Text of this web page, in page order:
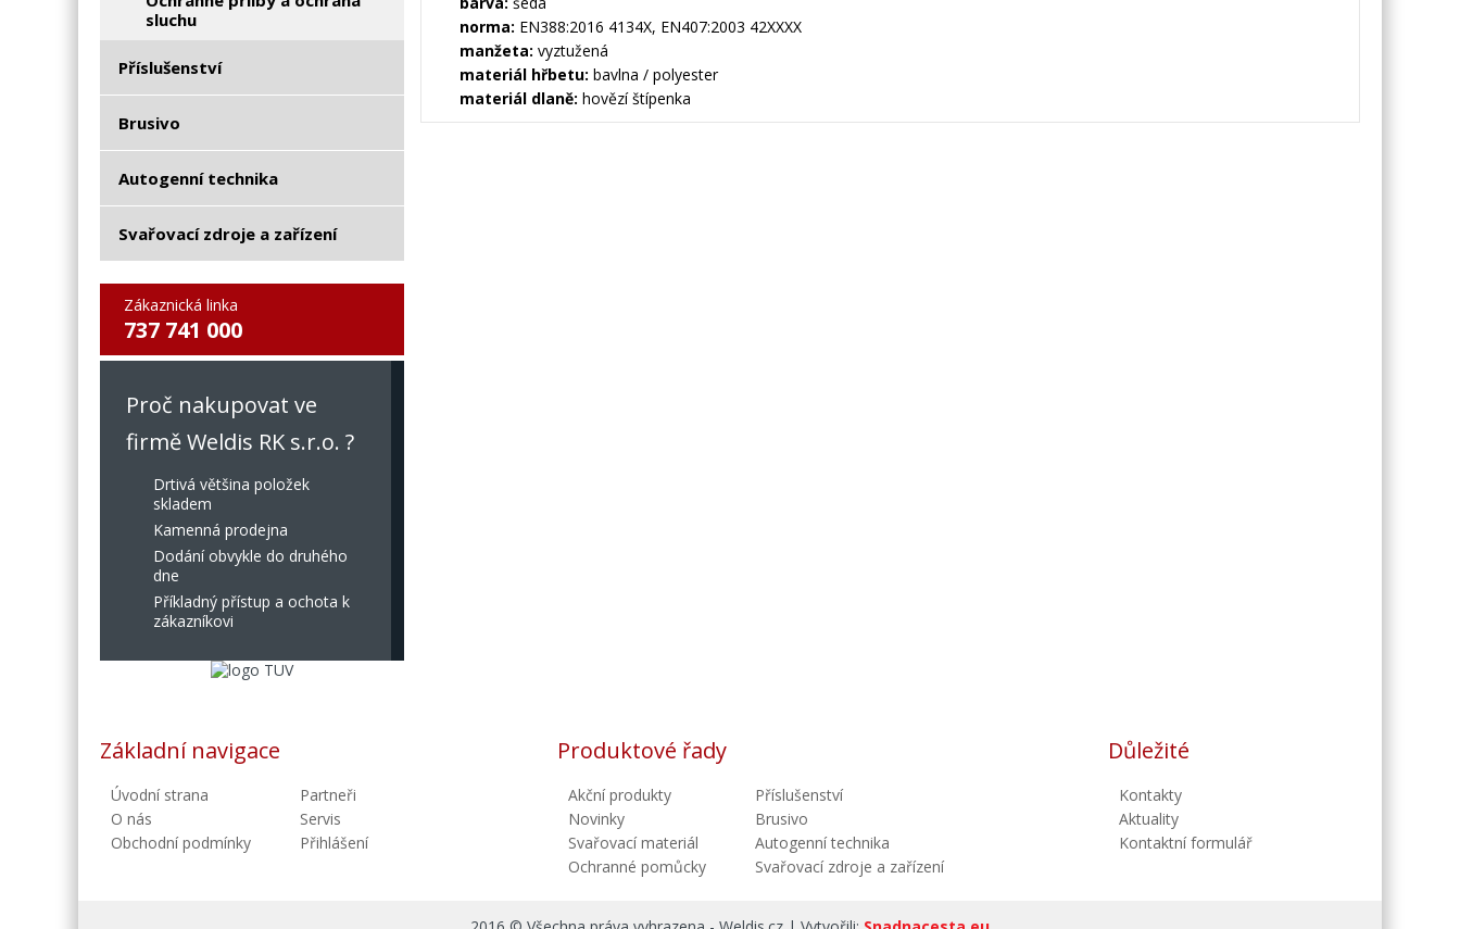
sluchu
Příslušenství
Brusivo
Autogenní technika
Svařovací zdroje a zařízení
Zákaznická linka
737 741 000
Proč nakupovat ve
firmě Weldis RK s.r.o. ?
Drtivá většina položek
skladem
Kamenná prodejna
Dodání obvykle do druhého
dne
Příkladný přístup a ochota k
zákazníkovi
norma: EN388:2016 4134X, EN407:2003 42XXXX
manžeta: vyztužená
materiál hřbetu: bavlna / polyester
materiál dlaně: hovězí štípenka
Základní navigace
Úvodní strana
O nás
Obchodní podmínky
Partneři
Servis
Přihlášení
Produktové řady
Akční produkty
Novinky
Svařovací materiál
Ochranné pomůcky
Příslušenství
Brusivo
Autogenní technika
Svařovací zdroje a zařízení
Důležité
Kontakty
Aktuality
Kontaktní formulář